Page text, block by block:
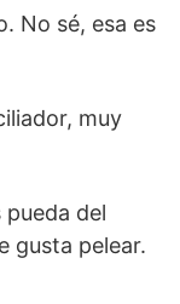
No sé, esa es
muy
pueda del
gusta pelear.